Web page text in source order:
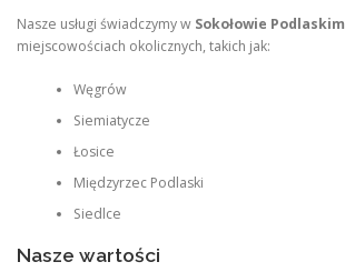
Nasze usługi świadczymy w Sokołowie Podlaskim
miejscowościach okolicznych, takich jak:
Węgrów
Siemiatycze
Łosice
Międzyrzec Podlaski
Siedlce
Nasze wartości